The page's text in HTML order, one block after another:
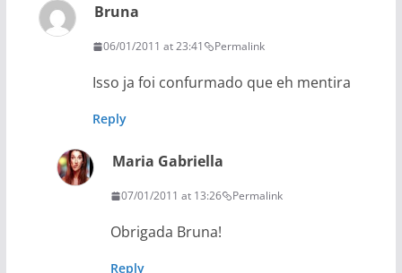
Bruna
06/01/2011 at 23:41 Permalink
Isso ja foi confurmado que eh mentira
Reply
Maria Gabriella
07/01/2011 at 13:26 Permalink
Obrigada Bruna!
Reply